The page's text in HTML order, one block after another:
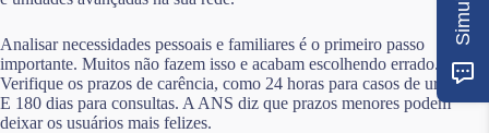
Analisar necessidades pessoais e familiares é o primeiro passo
importante. Muitos não fazem isso e acabam escolhendo errado.
Verifique os prazos de carência, como 24 horas para casos de urgência.
E 180 dias para consultas. A ANS diz que prazos menores podem
deixar os usuários mais felizes.